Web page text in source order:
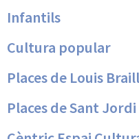
Infantils
Cultura popular
Places de Louis
Places de Sant